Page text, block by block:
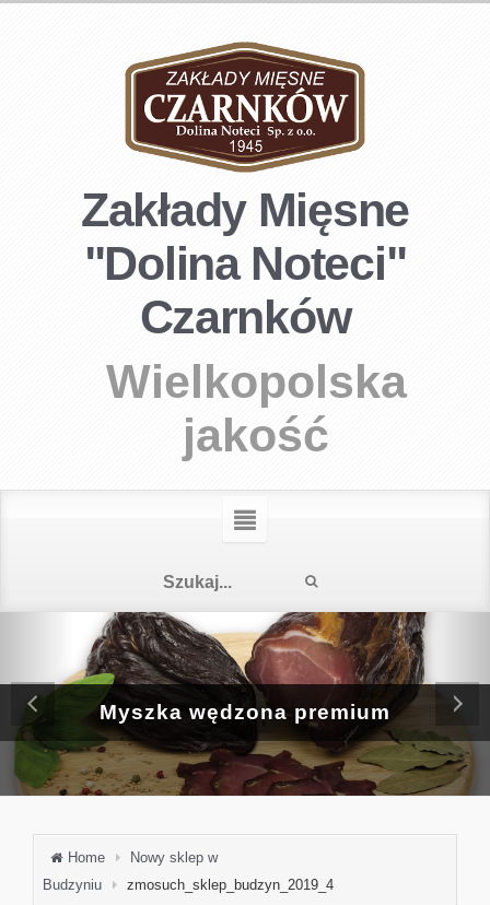
Zakłady Mięsne
"Dolina Noteci"
Czarnków
Wielkopolska
jakość
Myszka wędzona premium
Home
Nowy sklep w
Budzyniu
zmosuch_sklep_budzyn_2019_4